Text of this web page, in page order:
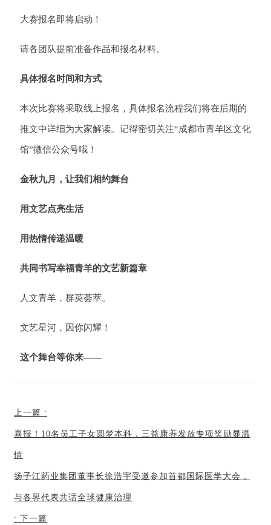
大赛报名即将启动！
请各团队提前准备作品和报名材料。
具体报名时间和方式
本次比赛将采取线上报名，具体报名流程我们将在后期的
推文中详细为大家解读。记得密切关注“成都市青羊区文化
馆”微信公众号哦！
金秋九月，让我们相约舞台
用文艺点亮生活
用热情传递温暖
共同书写幸福青羊的文艺新篇章
人文青羊，群英荟萃。
文艺星河，因你闪耀！
这个舞台等你来——
上一篇 :
喜报！10名员工子女圆梦本科，三益康养发放专项奖励显温
情
扬子江药业集团董事长徐浩宇受邀参加首都国际医学大会，
与各界代表共话全球健康治理
: 下一篇